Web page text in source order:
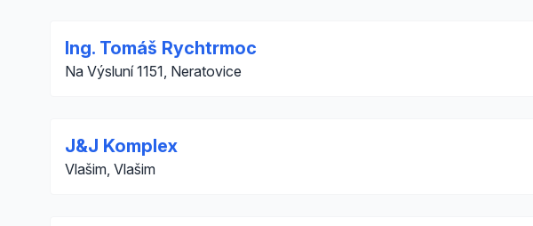
Ing. Tomáš Rychtrmoc
Na Výsluní 1151, Neratovice
J&J Komplex
Vlašim, Vlašim